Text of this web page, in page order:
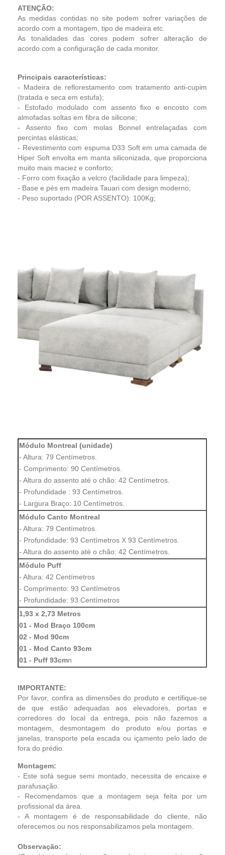
ATENÇÃO:
As medidas contidas no site podem sofrer variações de
acordo com a montagem, tipo de madeira etc.
As tonalidades das cores podem sofrer alteração de
acordo com a configuração de cada monitor.
Principais características:
- Madeira de reflorestamento com tratamento anti-cupim
(tratada e seca em estufa);
- Estofado modulado com assento ﬁxo e encosto com
almofadas soltas em fibra de silicone;
- Assento fixo com molas Bonnel entrelaçadas com
percintas elásticas;
- Revestimento com espuma D33 Soft em uma camada de
Hiper Soft envolta em manta siliconizada, que proporciona
muito mais maciez e conforto;
- Forro com fixação a velcro (facilidade para limpeza);
- Base e pés em madeira Tauari com design moderno;
- Peso suportado (POR ASSENTO): 100Kg;
Módulo Montreal (unidade)
- Altura: 79 Centímetros.
- Comprimento: 90 Centímetros.
- Altura do assento até o chão: 42 Centímetros.
- Profundidade : 93 Centímetros.
- Largura Braço: 10 Centímetros.
Módulo Canto Montreal
- Altura: 79 Centímetros.
- Profundidade: 93 Centímetros X 93 Centímetros.
- Altura do assento até o chão: 42 Centímetros.
Módulo Puff
- Altura: 42 Centímetros
- Comprimento: 93 Centímetros
- Profundidade: 93 Centímetros
1,93 x 2,73 Metros
01 - Mod Braço 100cm
02 - Mod 90cm
01 - Mod Canto 93cm
01 - Puff 93cmn
IMPORTANTE:
Por favor, confira as dimensões do produto e certifique-se
de que estão adequadas aos elevadores, portas e
corredores do local da entrega, pois não fazemos a
montagem, desmontagem do produto e/ou portas e
janelas, transporte pela escada ou içamento pelo lado de
fora do prédio.
Montagem:
- Este sofá segue semi montado, necessita de encaixe e
parafusação.
- Recomendamos que a montagem seja feita por um
profissional da área.
- A montagem é de responsabilidade do cliente, não
oferecemos ou nos responsabilizamos pela montagem.
Observação: